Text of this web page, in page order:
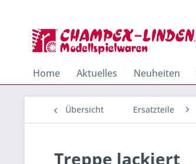
Home Aktuelles Neuheiten
Übersicht Ersatzteile
Treppe lackiert